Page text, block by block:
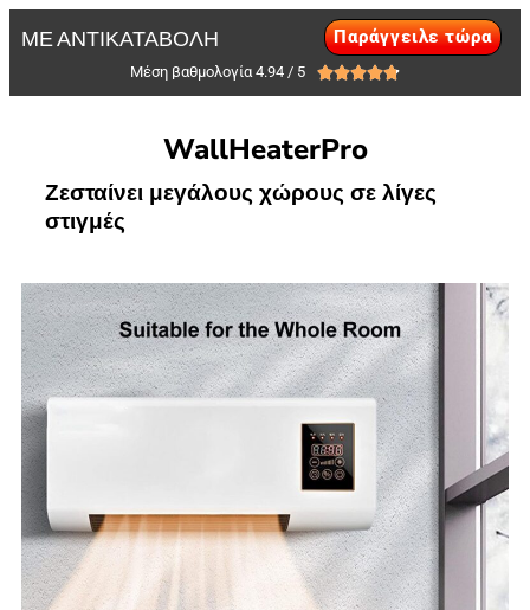
ΜΕ ΑΝΤΙΚΑΤΑΒΟΛΗ Παράγγειλε τώρα
Μέση βαθμολογία 4.94 / 5 
WallHeaterPro
Ζεσταίνει μεγάλους χώρους σε λίγες
στιγμές